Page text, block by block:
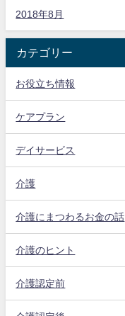
2018年8月
カテゴリー
お役立ち情報
ケアプラン
デイサービス
介護
介護にまつわるお金の話
介護のヒント
介護認定前